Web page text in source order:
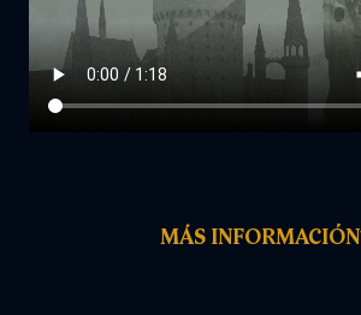
MÁS INFORMACIÓN